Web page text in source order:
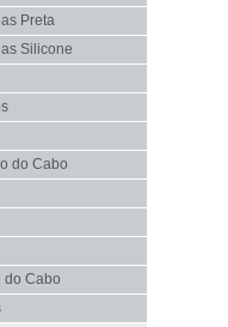
Preta
Silicone
do Cabo
do Cabo